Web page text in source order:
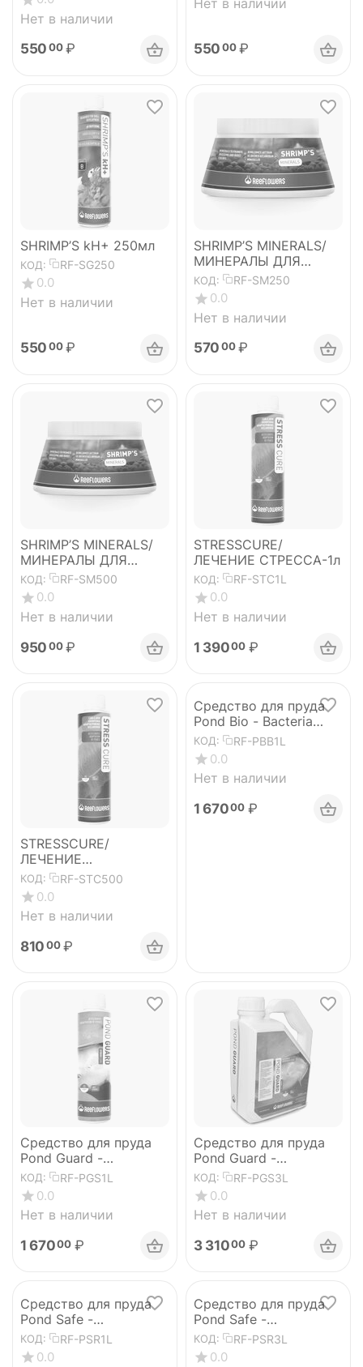
Нет в наличии
550 00 ₽ 550 00 ₽
SHRIMP’S kH+ 250мл
КОД: RF-SG250
0.0
Нет в наличии
550 00 ₽
SHRIMP’S MINERALS/
МИНЕРАЛЫ ДЛЯ
ПРЕСНОВОДНЫХ
КРЕВЕТОК
КОД: RF-SM250
0.0
Нет в наличии
570 00 ₽
SHRIMP’S MINERALS/
МИНЕРАЛЫ ДЛЯ
ПРЕСНОВОДНЫХ
КРЕВЕТОК 500
КОД: RF-SM500
0.0
Нет в наличии
950 00 ₽
STRESSCURE/
ЛЕЧЕНИЕ СТРЕССА-1л
КОД: RF-STC1L
0.0
Нет в наличии
1 39000 ₽
STRESSCURE/
ЛЕЧЕНИЕ
СТРЕССА-500мл
КОД: RF-STC500
0.0
Нет в наличии
810 00 ₽
Средство для пруда
Pond Bio - Bacteria
Feeder 1л
КОД: RF-PBB1L
0.0
Нет в наличии
1 67000 ₽
Средство для пруда
Pond Guard -
StressCure
КОД: RF-PGS1L
0.0
Нет в наличии
1 67000 ₽
Средство для пруда
Pond Guard -
StressCure
КОД: RF-PGS3L
0.0
Нет в наличии
3 31000 ₽
Средство для пруда
Pond Safe -
RemAmmonia 1л
КОД: RF-PSR1L
0.0
Средство для пруда
Pond Safe -
RemAmmonia 3л
КОД: RF-PSR3L
0.0